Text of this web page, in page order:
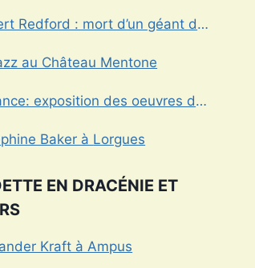
Redford : mort d’un géant du
au Château Mentone
exposition des oeuvres de
Joséphine Baker à Lorgues
EN DRACÉNIE ET
Kraft à Ampus